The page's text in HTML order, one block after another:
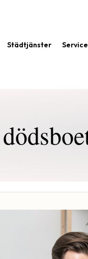
Städtjänster